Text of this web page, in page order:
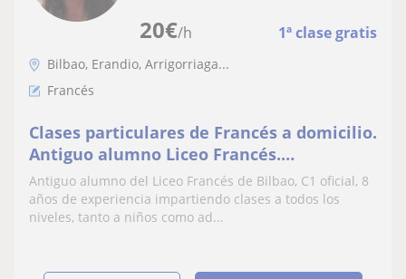
20€/h 1ª clase gratis
Bilbao, Erandio, Arrigorriaga...
Francés
Clases particulares de Francés a domicilio.
Antiguo alumno Liceo Francés.
Experiencia
Antiguo alumno del Liceo Francés de Bilbao, C1 oficial, 8
años de experiencia impartiendo clases a todos los
niveles, tanto a niños como ad...